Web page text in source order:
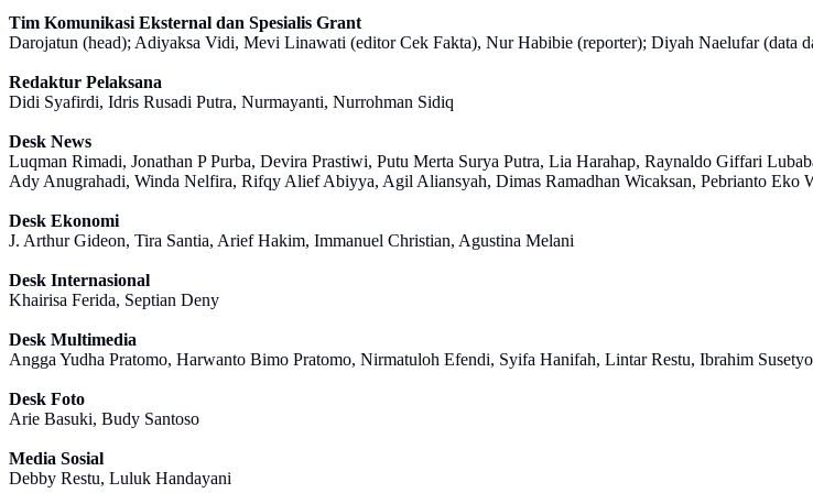
Tim Komunikasi Eksternal dan Spesialis Grant
Darojatun (head); Adiyaksa Vidi, Mevi Linawati (editor Cek Fakta), Nur Habibie (reporter); Diyah Naelufar (data
Redaktur Pelaksana
Didi Syafirdi, Idris Rusadi Putra, Nurmayanti, Nurrohman Sidiq
Desk News
Luqman Rimadi, Jonathan P Purba, Devira Prastiwi, Putu Merta Surya Putra, Lia Harahap, Raynaldo Giffari
Ady Anugrahadi, Winda Nelfira, Rifqy Alief Abiyya, Agil Aliansyah, Dimas Ramadhan Wicaksan, Pebrianto Eko
Desk Ekonomi
J. Arthur Gideon, Tira Santia, Arief Hakim, Immanuel Christian, Agustina Melani
Desk Internasional
Khairisa Ferida, Septian Deny
Desk Multimedia
Angga Yudha Pratomo, Harwanto Bimo Pratomo, Nirmatuloh Efendi, Syifa Hanifah, Lintar Restu, Ibrahim
Desk Foto
Arie Basuki, Budy Santoso
Media Sosial
Debby Restu, Luluk Handayani